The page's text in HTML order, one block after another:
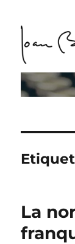
La